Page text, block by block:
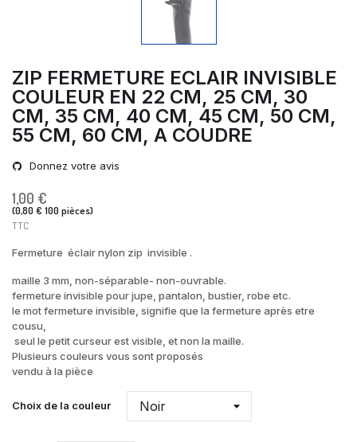
ZIP FERMETURE ECLAIR INVISIBLE
COULEUR EN 22 CM, 25 CM, 30
CM, 35 CM, 40 CM, 45 CM, 50 CM,
55 CM, 60 CM, A COUDRE
Donnez votre avis
1,00 €
(0,80 € 100 pièces)
TTC
Fermeture éclair nylon zip invisible .
maille 3 mm, non-séparable- non-ouvrable.
fermeture invisible pour jupe, pantalon, bustier, robe etc.
le mot fermeture invisible, signifie que la fermeture après etre
cousu,
seul le petit curseur est visible, et non la maille.
Plusieurs couleurs vous sont proposés
vendu à la pièce
Choix de la couleur